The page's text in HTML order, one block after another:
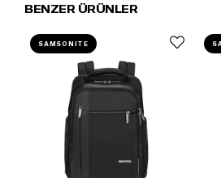
BENZER ÜRÜNLER
SAMSONITE